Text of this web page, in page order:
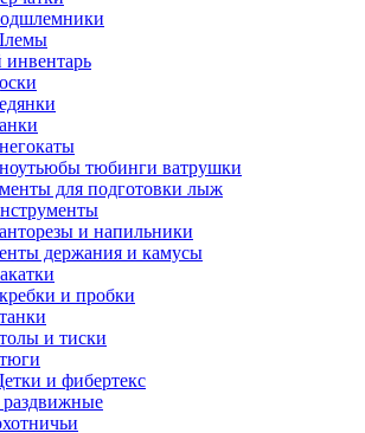
тюбинги ватрушки
для подготовки лыж
и напильники
держания и камусы
и пробки
и тиски
и фибертекс